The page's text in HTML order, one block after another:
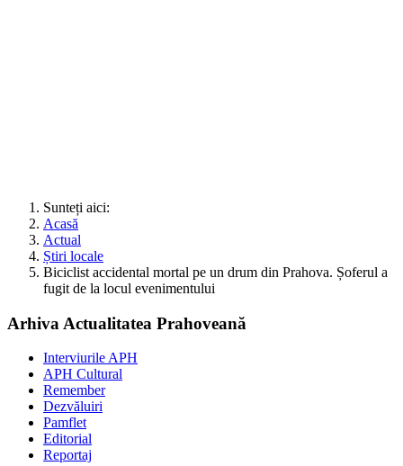
Sunteți aici:
Acasă
Actual
Știri locale
Biciclist accidental mortal pe un drum din Prahova. Șoferul a
fugit de la locul evenimentului
Arhiva Actualitatea Prahoveană
Interviurile APH
APH Cultural
Remember
Dezvăluiri
Pamflet
Editorial
Reportaj